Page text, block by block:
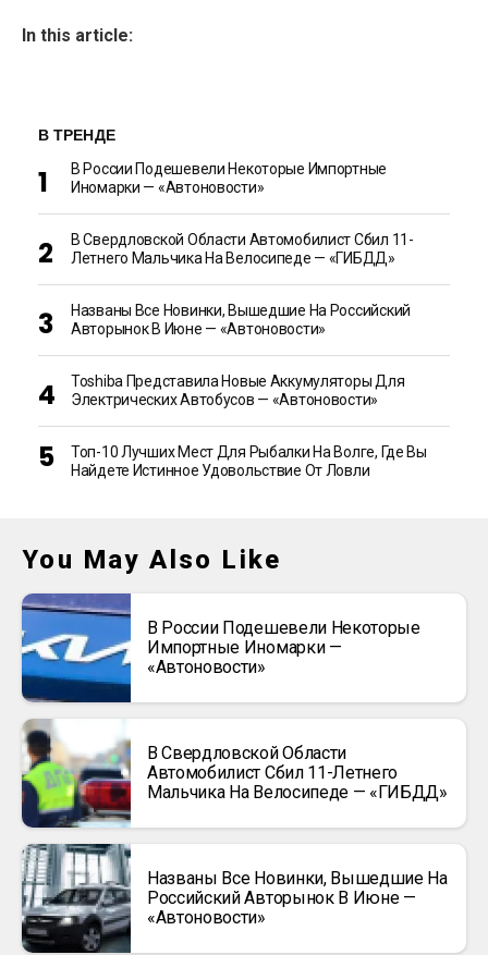
In this article:
В ТРЕНДЕ
В России Подешевели Некоторые Импортные
Иномарки — «Автоновости»
В Свердловской Области Автомобилист Сбил 11-
Летнего Мальчика На Велосипеде — «ГИБДД»
Названы Все Новинки, Вышедшие На Российский
Авторынок В Июне — «Автоновости»
Toshiba Представила Новые Аккумуляторы Для
Электрических Автобусов — «Автоновости»
Топ-10 Лучших Мест Для Рыбалки На Волге, Где Вы
Найдете Истинное Удовольствие От Ловли
You May Also Like
В России Подешевели Некоторые
Импортные Иномарки —
«Автоновости»
В Свердловской Области
Автомобилист Сбил 11-Летнего
Мальчика На Велосипеде — «ГИБДД»
Названы Все Новинки, Вышедшие На
Российский Авторынок В Июне —
«Автоновости»